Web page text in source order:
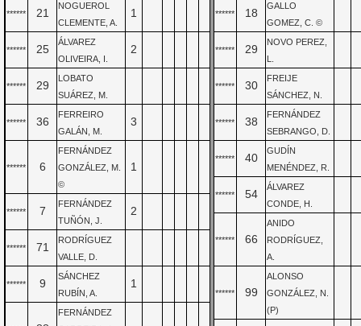
****** 21
NOGUEROL
CLEMENTE, A.
1
****** 25
ÁLVAREZ
OLIVEIRA, I.
2
****** 29
LOBATO
SUÁREZ, M.
****** 36
FERREIRO
GALÁN, M.
3
****** 6
FERNÁNDEZ
GONZÁLEZ, M.
©
1
****** 7
FERNÁNDEZ
TUÑÓN, J.
2
****** 71
RODRÍGUEZ
VALLE, D.
****** 9
SÁNCHEZ
RUBÍN, A.
1
FERNÁNDEZ
****** 18
GALLO
GOMEZ, C. ©
****** 29
NOVO PEREZ,
****** 30
FREIJE
SÁNCHEZ, N.
****** 38
FERNÁNDEZ
SEBRANGO, D.
****** 40
GUDÍN
MENÉNDEZ, R.
****** 54
ÁLVAREZ
CONDE, H.
****** 66
ANIDO
RODRÍGUEZ,
A.
****** 99
ALONSO
GONZÁLEZ, N.
(P)